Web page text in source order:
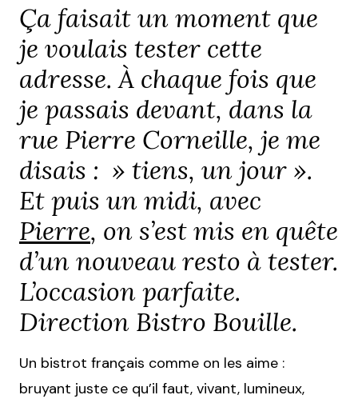
Ça faisait un moment que
je voulais tester cette
adresse. À chaque fois que
je passais devant, dans la
rue Pierre Corneille, je me
disais : » tiens, un jour ».
Et puis un midi, avec
Pierre, on s’est mis en quête
d’un nouveau resto à tester.
L’occasion parfaite.
Direction Bistro Bouille.
Un bistrot français comme on les aime :
bruyant juste ce qu’il faut, vivant, lumineux,